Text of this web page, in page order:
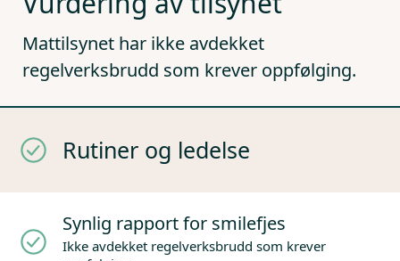
Mattilsynet har ikke avdekket
regelverksbrudd som krever oppfølging.
Rutiner og ledelse
Synlig rapport for smilefjes
Ikke avdekket regelverksbrudd som krever